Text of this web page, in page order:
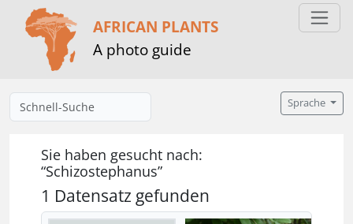
AFRICAN PLANTS
A photo guide
Sprache
Sie haben gesucht nach:
“Schizostephanus”
1 Datensatz gefunden